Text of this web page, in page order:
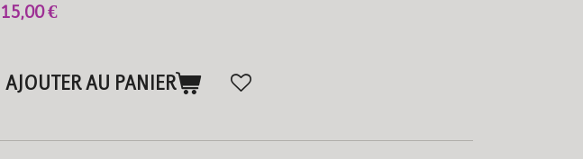
15,00 €
AJOUTER AU PANIER